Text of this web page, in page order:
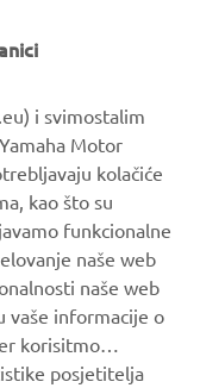
embody freedom,
i svimostalim
Motor
kolačiće
kao što su
funkcionalne
naše web
naše web
vaše informacije o
korisitmo
posjetitelja